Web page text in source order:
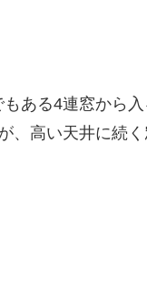
ある4連窓から
高い天井に続く